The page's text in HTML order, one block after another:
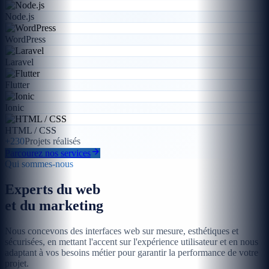
Node.js
WordPress
Laravel
Flutter
Ionic
HTML / CSS
+230Projets réalisés
Parcourez nos services
Qui sommes-nous
Experts du web
et du marketing
Nous concevons des interfaces web sur mesure, esthétiques et
sécurisées, en mettant l'accent sur l'expérience utilisateur et en nous
adaptant à vos besoins métier pour garantir la performance de votre
projet.